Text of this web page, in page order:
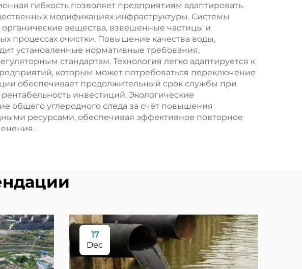
гибкость позволяет предприятиям адаптировать
модификациях инфраструктуры. Системы
вещества, взвешенные частицы и
процессах очистки. Повышение качества воды,
установленные нормативные требования,
стандартам. Технология легко адаптируется к
которым может потребоваться переключение
обеспечивает продолжительный срок службы при
инвестиций. Экологические
общего углеродного следа за счёт повышения
ресурсами, обеспечивая эффективное повторное
17
Dec